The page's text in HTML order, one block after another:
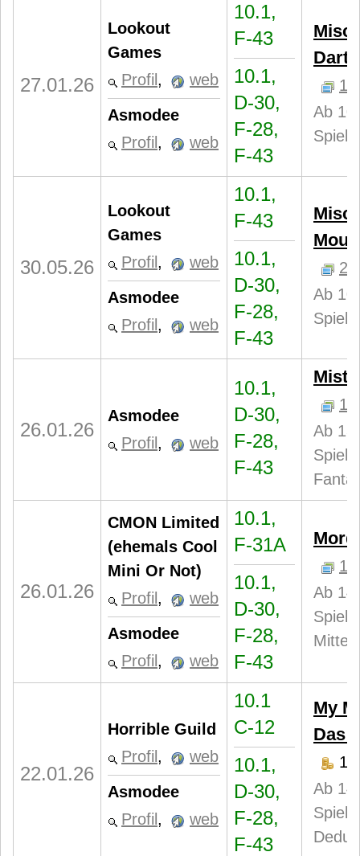
27.01.26
Lookout
Games
Profil ,
web
Asmodee
Profil , web
10.1,
F-43
10.1,
D-30,
F-28,
F-43
1
Ab 10
30.05.26
Lookout
Games
Profil ,
web
Asmodee
Profil , web
10.1,
F-43
10.1,
D-30,
F-28,
F-43
2
Ab 10
26.01.26
Asmodee
Profil , web
10.1,
D-30,
F-28,
F-43
1
Ab 13
26.01.26
CMON Limited
(ehemals Cool
Mini Or Not)
Profil ,
web
Asmodee
Profil , web
10.1,
F-31A
10.1,
D-30,
F-28,
F-43
1
Ab 14
22.01.26
Horrible Guild
Profil ,
web
Asmodee
Profil , web
10.1
C-12
10.1,
D-30,
F-28,
F-43
My
Das
Ab 14